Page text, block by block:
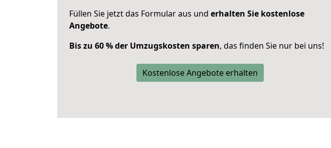
Füllen Sie jetzt das Formular aus und erhalten Sie kostenlose
Angebote.
Bis zu 60 % der Umzugskosten sparen, das finden Sie nur bei uns!
Kostenlose Angebote erhalten